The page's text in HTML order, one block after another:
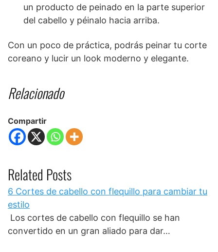
un producto de peinado en la parte superior
del cabello y péinalo hacia arriba.
Con un poco de práctica, podrás peinar tu corte
coreano y lucir un look moderno y elegante.
Relacionado
Compartir
Related Posts
6 Cortes de cabello con flequillo para cambiar tu
estilo
Los cortes de cabello con flequillo se han
convertido en un gran aliado para dar…